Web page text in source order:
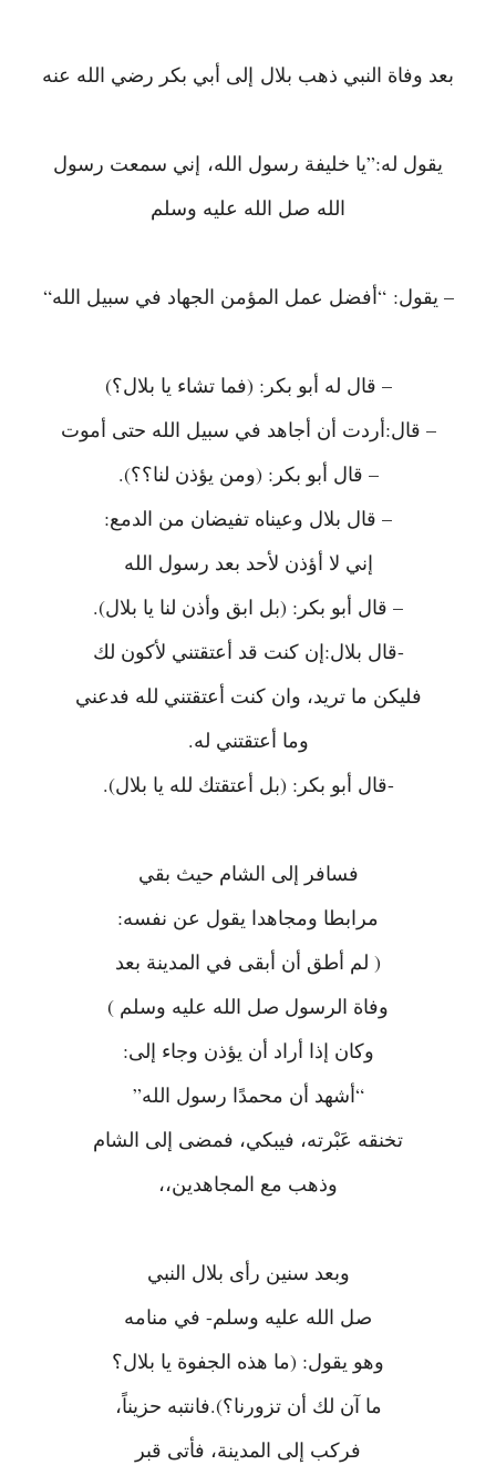
بعد وفاة النبي ذهب بلال إلى أبي بكر رضي الله عنه
يقول له:”يا خليفة رسول الله، إني سمعت رسول
الله صل الله عليه وسلم
– يقول: “أفضل عمل المؤمن الجهاد في سبيل الله“
– قال له أبو بكر: (فما تشاء يا بلال؟)
– قال:أردت أن أجاهد في سبيل الله حتى أموت
– قال أبو بكر: (ومن يؤذن لنا؟؟).
– قال بلال وعيناه تفيضان من الدمع:
إني لا أؤذن لأحد بعد رسول الله
– قال أبو بكر: (بل ابق وأذن لنا يا بلال).
-قال بلال:إن كنت قد أعتقتني لأكون لك
فليكن ما تريد، وان كنت أعتقتني لله فدعني
وما أعتقتني له.
-قال أبو بكر: (بل أعتقتك لله يا بلال).
فسافر إلى الشام حيث بقي
مرابطا ومجاهدا يقول عن نفسه:
( لم أطق أن أبقى في المدينة بعد
وفاة الرسول صل الله عليه وسلم )
وكان إذا أراد أن يؤذن وجاء إلى:
“أشهد أن محمدًا رسول الله”
تخنقه عَبْرته، فيبكي، فمضى إلى الشام
وذهب مع المجاهدين،،
وبعد سنين رأى بلال النبي
صل الله عليه وسلم- في منامه
وهو يقول: (ما هذه الجفوة يا بلال؟
ما آن لك أن تزورنا؟).فانتبه حزيناً،
فركب إلى المدينة، فأتى قبر